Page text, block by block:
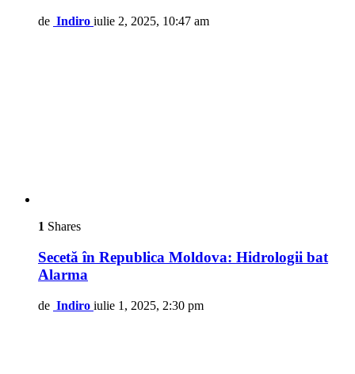
de Indiro iulie 2, 2025, 10:47 am
1 Shares
Secetă în Republica Moldova: Hidrologii bat
Alarma
de Indiro iulie 1, 2025, 2:30 pm